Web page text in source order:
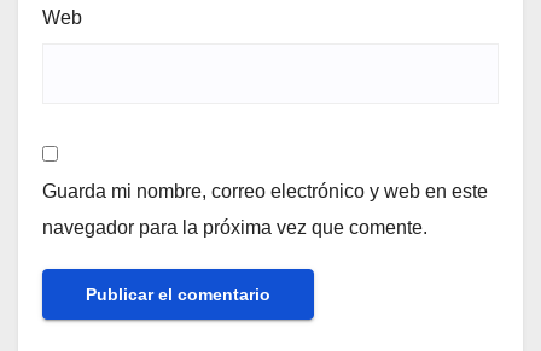
Web
Guarda mi nombre, correo electrónico y web en este
navegador para la próxima vez que comente.